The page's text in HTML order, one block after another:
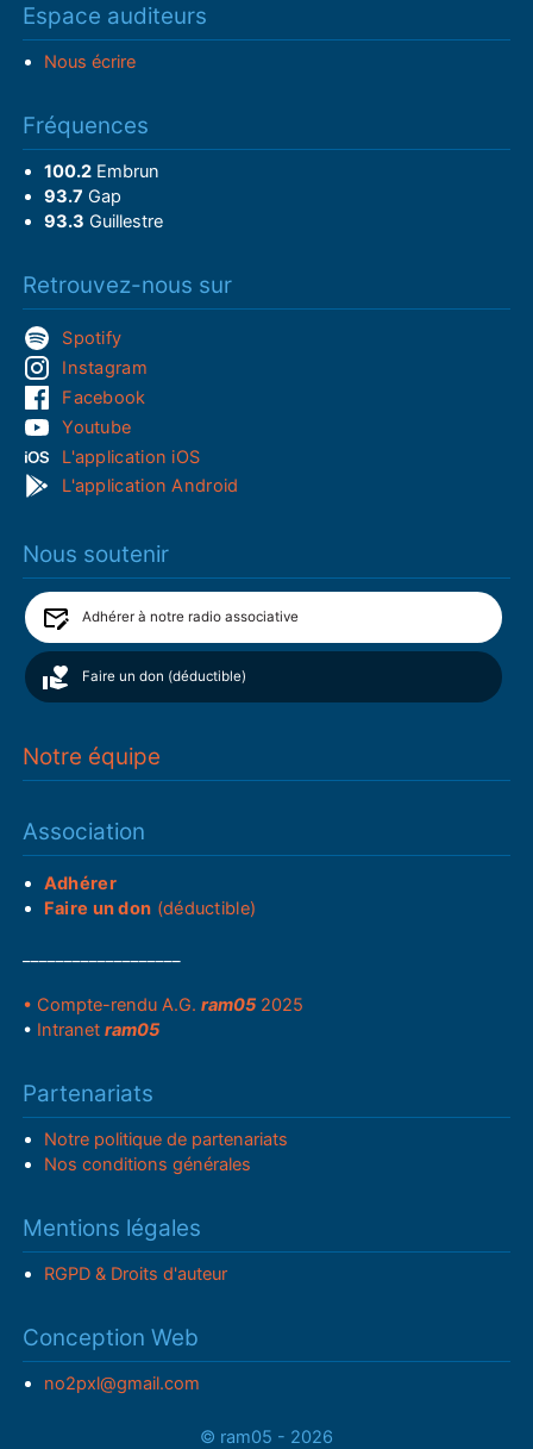
Espace auditeurs
Nous écrire
Fréquences
100.2Embrun
93.7 Gap
93.3 Guillestre
Retrouvez-nous sur
Spotify
Instagram
Facebook
Youtube
L'application iOS
L'application Android
Nous soutenir
Adhérer à notre radio associative
Faire un don (déductible)
Notre équipe
Association
Adhérer
Faire un don (déductible)
• Compte-rendu A.G.ram05 2025
• Intranetram05
Partenariats
Notre politique de partenariats
Nos conditions générales
Mentions légales
RGPD & Droits d'auteur
Conception Web
no2pxl@gmail.com
© ram05 - 2026